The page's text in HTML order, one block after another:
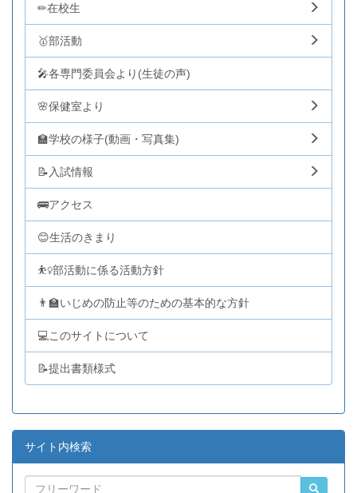
✏在校生
🥇部活動
🎤各専門委員会より(生徒の声)
🌸保健室より
🏫学校の様子(動画・写真集)
📝入試情報
🚌アクセス
😊生活のきまり
⛹️‍♀️部活動に係る活動方針
👨‍🏫いじめの防止等のための基本的な方針
💻このサイトについて
📝提出書類様式
サイト内検索